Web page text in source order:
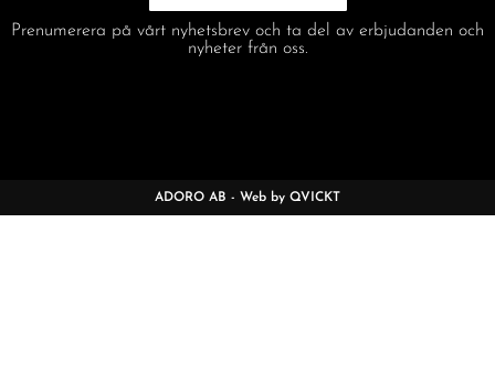
Prenumerera på vårt nyhetsbrev och ta del av erbjudanden och
nyheter från oss.
ADORO AB - Web by QVICKT